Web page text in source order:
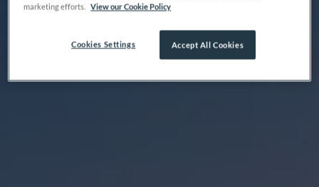
marketing efforts. View our Cookie Policy
Accept All Cookies
Cookies Settings